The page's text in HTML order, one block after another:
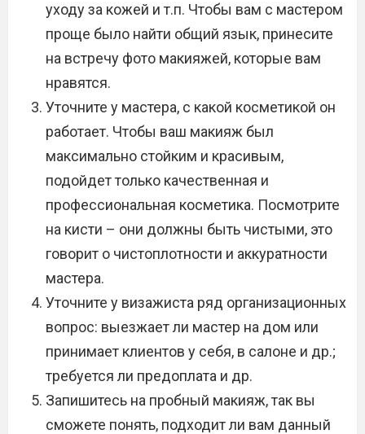
уходу за кожей и т.п. Чтобы вам с мастером
проще было найти общий язык, принесите
на встречу фото макияжей, которые вам
нравятся.
Уточните у мастера, с какой косметикой он
работает. Чтобы ваш макияж был
максимально стойким и красивым,
подойдет только качественная и
профессиональная косметика. Посмотрите
на кисти – они должны быть чистыми, это
говорит о чистоплотности и аккуратности
мастера.
Уточните у визажиста ряд организационных
вопрос: выезжает ли мастер на дом или
принимает клиентов у себя, в салоне и др.;
требуется ли предоплата и др.
Запишитесь на пробный макияж, так вы
сможете понять, подходит ли вам данный